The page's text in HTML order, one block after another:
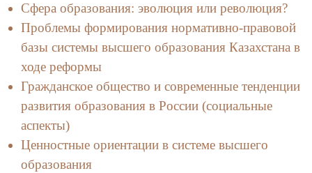
Сфера образования: эволюция или революция?
Проблемы формирования нормативно-правовой
базы системы высшего образования Казахстана в
ходе реформы
Гражданское общество и современные тенденции
развития образования в России (социальные
аспекты)
Ценностные ориентации в системе высшего
образования